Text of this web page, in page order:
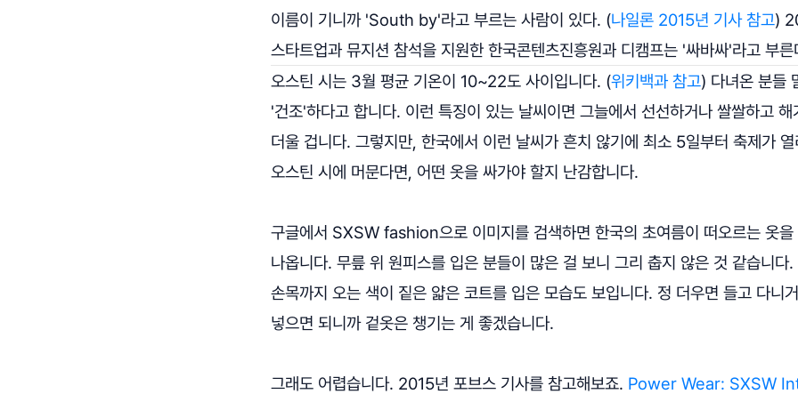
이름이 기니까 'South by'라고 부르는 사람이 있다. (나일론 2015년 기사 참고)
스타트업과 뮤지션 참석을 지원한 한국콘텐츠진흥원과 디캠프는 '싸바싸'라고 부른
오스틴 시는 3월 평균 기온이 10~22도 사이입니다. (위키백과 참고) 다녀온 분들
'건조'하다고 합니다. 이런 특징이 있는 날씨이면 그늘에서 선선하거나 쌀쌀하고 해
더울 겁니다. 그렇지만, 한국에서 이런 날씨가 흔치 않기에 최소 5일부터 축제가
오스틴 시에 머문다면, 어떤 옷을 싸가야 할지 난감합니다.
구글에서 SXSW fashion으로 이미지를 검색하면 한국의 초여름이 떠오르는 옷을
나옵니다. 무릎 위 원피스를 입은 분들이 많은 걸 보니 그리 춥지 않은 것 같습니다
손목까지 오는 색이 짙은 얇은 코트를 입은 모습도 보입니다. 정 더우면 들고 다니
넣으면 되니까 겉옷은 챙기는 게 좋겠습니다.
그래도 어렵습니다. 2015년 포브스 기사를 참고해보죠. Power Wear: SXSW